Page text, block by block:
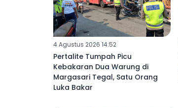
4 Agustus 2026 14:52
Pertalite Tumpah Picu
Kebakaran Dua Warung di
Margasari Tegal, Satu Orang
Luka Bakar